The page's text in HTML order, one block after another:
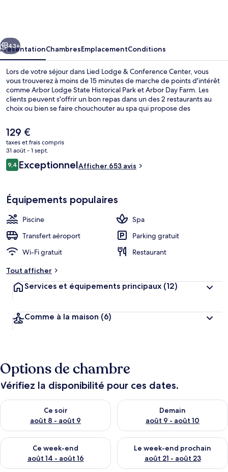
Center
Suivant
43+
PrésentationChambresEmplacementConditions
Lors de votre séjour dans Lied Lodge & Conference Center, vous
vous trouverez à moins de 15 minutes de marche de points d'intérêt
comme Arbor Lodge State Historical Park et Arbor Day Farm. Les
clients peuvent s'offrir un bon repas dans un des 2 restaurants au
choix ou bien se faire chouchouter au spa qui propose des
Parmi les autres petits avantages de cet hébergement figurent une
piscine couverte, un bar / salon et une salle de fitness ouverte 24
h/24. Les autres voyageurs ne tarissent pas d'éloges en ce qui
concerne le personnel attentionné et l'accès facile à pied.
Le
prix
actuel
est
de
129 €
taxes et frais compris
31 août - 1 sept.
Avis
voyageurs
9,49,4 sur 10
ExceptionnelAfficher 653 avis
Équipements populaires
Piscine
Spa
Transfert aéroport
Parking gratuit
Wi-Fi gratuit
Restaurant
Tout afficher
Services et équipements principaux (12)
Comme à la maison (6)
Options de chambre
Vérifiez la disponibilité pour ces dates.
Ce soir
août 8 - août 9
Vérifier la disponibilité pour ce soir août 8 - août 9
Demain
août 9 - août 10
Vérifier la disponibilité pour
Ce week-end
août 14 - août 16
Vérifier la disponibilité pour ce week-end août 14 - août 16
Le week-end prochain
août 21 - août 23
Vérifier la disponibilité pour